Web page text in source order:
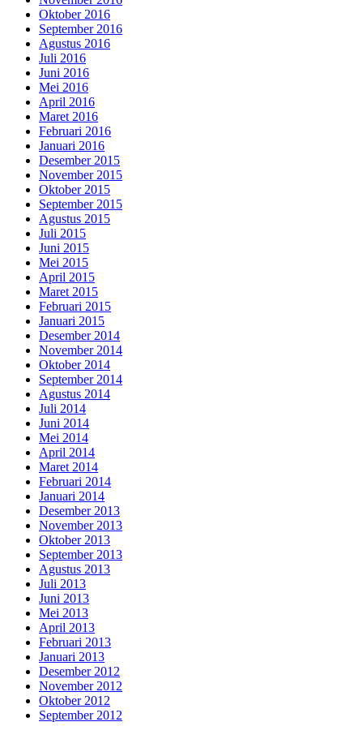
Oktober 2016
September 2016
Agustus 2016
Juli 2016
Juni 2016
Mei 2016
April 2016
Maret 2016
Februari 2016
Januari 2016
Desember 2015
November 2015
Oktober 2015
September 2015
Agustus 2015
Juli 2015
Juni 2015
Mei 2015
April 2015
Maret 2015
Februari 2015
Januari 2015
Desember 2014
November 2014
Oktober 2014
September 2014
Agustus 2014
Juli 2014
Juni 2014
Mei 2014
April 2014
Maret 2014
Februari 2014
Januari 2014
Desember 2013
November 2013
Oktober 2013
September 2013
Agustus 2013
Juli 2013
Juni 2013
Mei 2013
April 2013
Februari 2013
Januari 2013
Desember 2012
November 2012
Oktober 2012
September 2012